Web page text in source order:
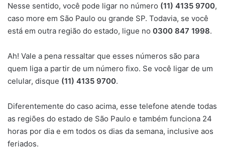
Nesse sentido, você pode ligar no número (11) 4135 9700,
caso more em São Paulo ou grande SP. Todavia, se você
está em outra região do estado, ligue no 0300 847 1998.
Ah! Vale a pena ressaltar que esses números são para
quem liga a partir de um número fixo. Se você ligar de um
celular, disque (11) 4135 9700.
Diferentemente do caso acima, esse telefone atende todas
as regiões do estado de São Paulo e também funciona 24
horas por dia e em todos os dias da semana, inclusive aos
feriados.